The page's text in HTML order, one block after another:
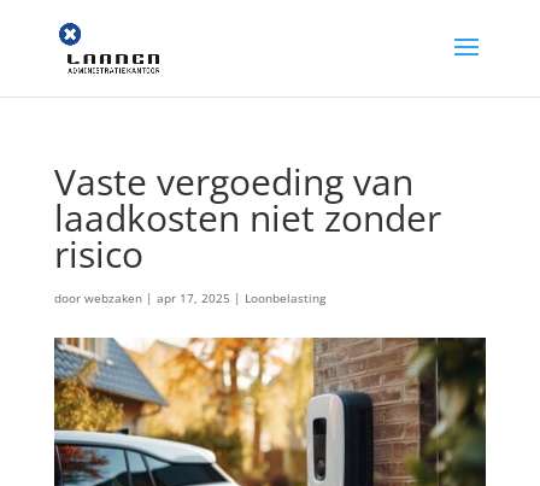
Vaste vergoeding van
laadkosten niet zonder
risico
door webzaken| apr 17, 2025 | Loonbelasting